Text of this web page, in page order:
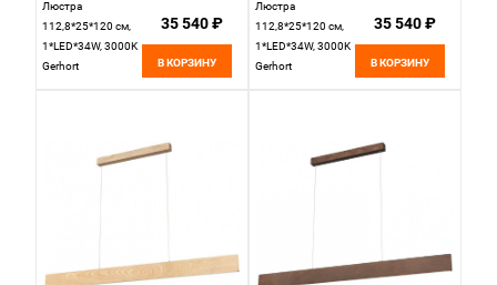
Люстра
112,8*25*120 см,
1*LED*34W, 3000K
Gerhort
35 540 ₽
В КОРЗИНУ
Люстра
112,8*25*120 см,
1*LED*34W, 3000K
Gerhort
35 540 ₽
В КОРЗИНУ